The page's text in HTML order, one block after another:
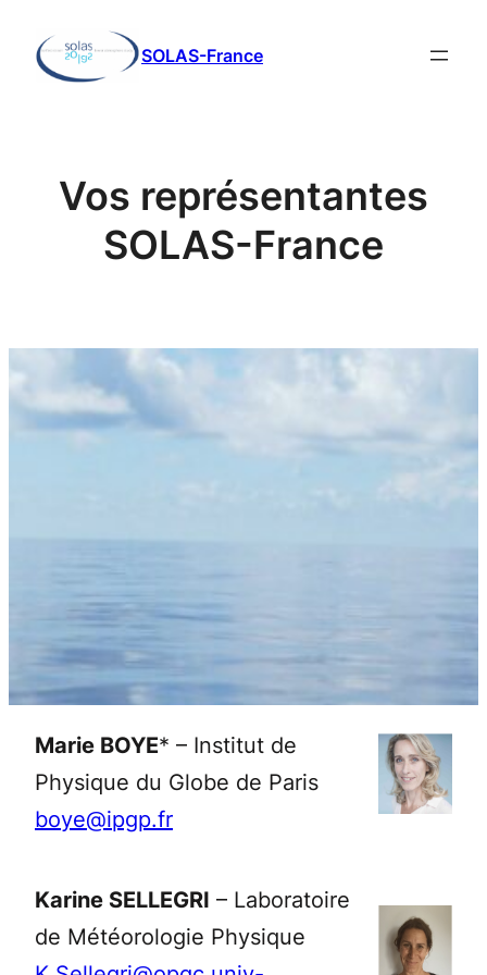
contenu
SOLAS-France
Vos représentantes
SOLAS-France
Marie BOYE* – Institut de
Physique du Globe de Paris
boye@ipgp.fr
Karine SELLEGRI – Laboratoire
de Météorologie Physique